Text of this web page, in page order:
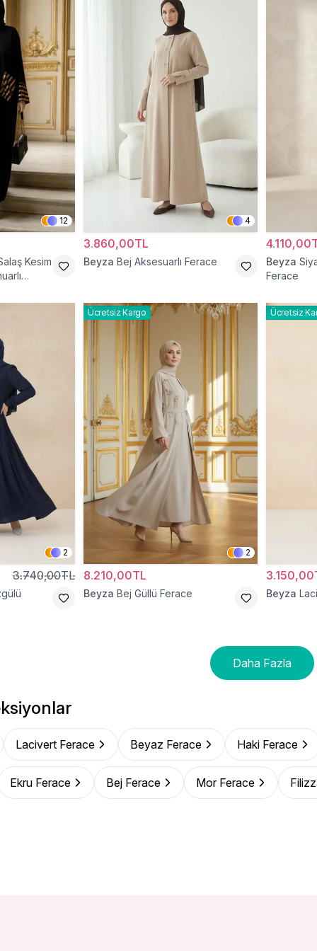
12
Kesim
4
3.860,00TL
Beyza Bej Aksesuarlı Ferace Beyza
Ferace
2
3.740,00TL
Ücretsiz Kargo
2
8.210,00TL
Beyza Bej Güllü Ferace
Ücretsiz
Beyza
Daha Fazla
Lacivert Ferace Beyaz Ferace Haki Ferace
Ekru Ferace Bej Ferace Mor Ferace